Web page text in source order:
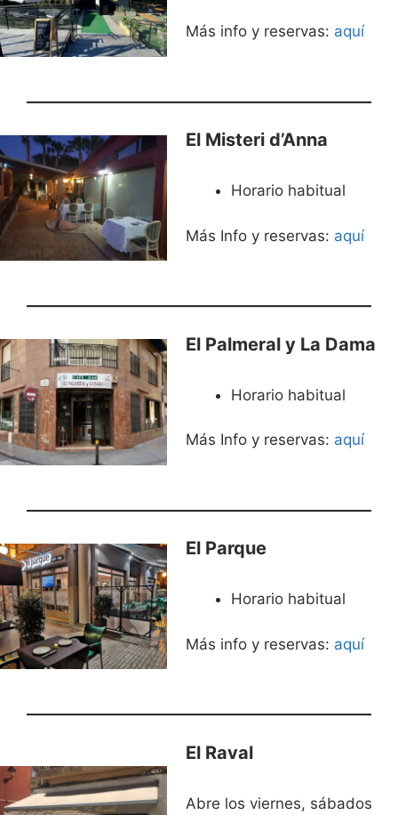
Más info y reservas: aquí
El Misteri d’Anna
Horario habitual
Más Info y reservas: aquí
El Palmeral y La Dama
Horario habitual
Más Info y reservas: aquí
El Parque
Horario habitual
Más info y reservas: aquí
El Raval
Abre los viernes, sábados